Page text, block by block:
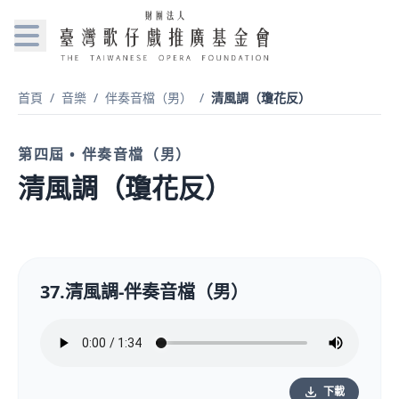
首頁 / 音樂 / 伴奏音檔（男） / 清風調（瓊花反）
第四屆 • 伴奏音檔（男）
清風調（瓊花反）
37.清風調-伴奏音檔（男）
下載